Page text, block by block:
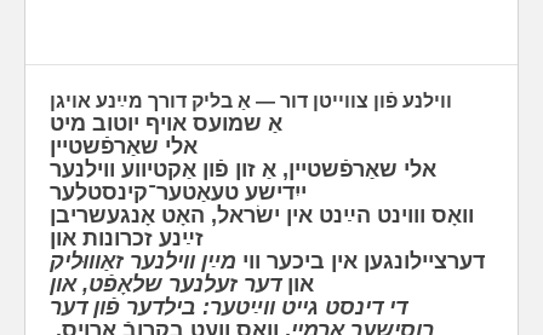
ווילנע פֿון צווייטן דור — אַ בליק דורך מײַנע אויגן
אַ שמועס אויף יוטוב מיט
אלי שאַרפֿשטיין
אלי שאַרפֿשטיין, אַ זון פֿון אַקטיווע ווילנער
ייִדישע טעאַטער־קינסטלער
וואָס וווינט הײַנט אין ישׂראל, האָט אָנגעשריבן
זײַנע זכרונות און
דערציילונגען אין ביכער ווי מײַן ווילנער זאַוווּליק
אוןדער זעלנער שלאָפֿט, און
די דינסט גייט ווײַטער: בילדער פֿון דער
רוסישער אַרמיי, וואָס וועט בקרובֿ אַרויס.